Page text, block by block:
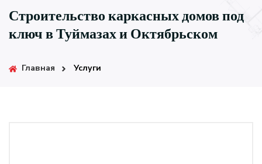
Строительство каркасных домов под
ключ в Туймазах и Октябрьском
Главная Услуги